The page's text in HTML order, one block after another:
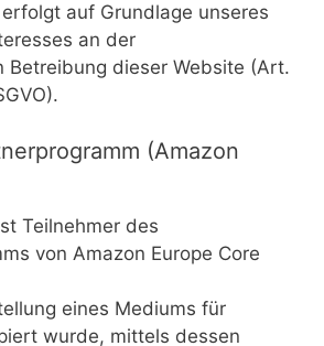
auf Grundlage unseres
an der
Betreibung dieser Website (Art.
(Amazon
Teilnehmer des
von Amazon Europe Core
eines Mediums für
wurde, mittels dessen